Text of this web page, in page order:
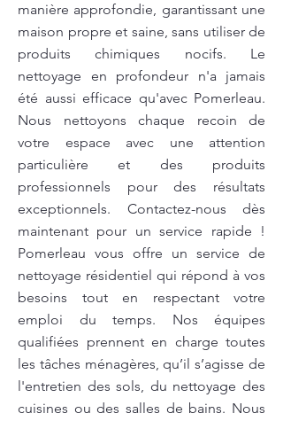
manière approfondie, garantissant une
maison propre et saine, sans utiliser de
produits chimiques nocifs. Le
nettoyage en profondeur n'a jamais
été aussi efficace qu'avec Pomerleau.
Nous nettoyons chaque recoin de
votre espace avec une attention
particulière et des produits
professionnels pour des résultats
exceptionnels. Contactez-nous dès
maintenant pour un service rapide !
Pomerleau vous offre un service de
nettoyage résidentiel qui répond à vos
besoins tout en respectant votre
emploi du temps. Nos équipes
qualifiées prennent en charge toutes
les tâches ménagères, qu’il s’agisse de
l'entretien des sols, du nettoyage des
cuisines ou des salles de bains. Nous